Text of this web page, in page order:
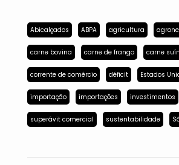
Abicalçados ABPA agricultura
carne bovina carne de frango carne
corrente de comércio déficit Estados
importação importações investimentos
superávit comercial sustentabilidade